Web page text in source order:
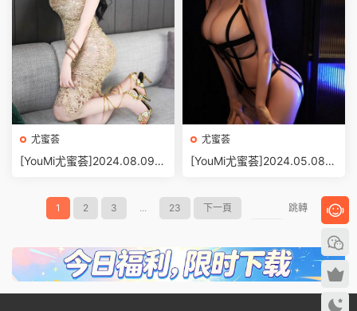
尤蜜荟
[YouMi尤蜜荟]2024.08.09 V
尤蜜荟
[YouMi尤蜜荟]2024.05.08 V
1 2 3 ... 23 下一頁 跳轉